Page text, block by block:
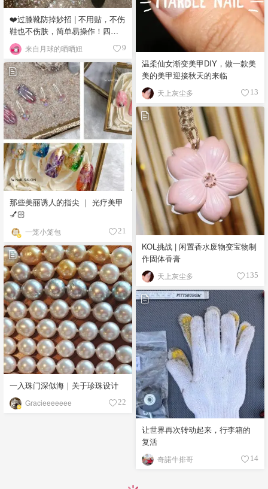
❤️过膝靴防掉妙招 | 不用贴，不伤
鞋也不伤肤，简单易操作！四舍
五入等于不用钱😜
来自月球的晒晒妞 9
温柔仙女渐变美甲DIY，做一款美
美的美甲迎接秋天的来临
天上灰尘多 13
那些美丽诱人的指尖 ｜ 光疗美甲
💅🏻
一笼小笼包 21
KOL挑战 | 闲置香水废物变宝物制
作固体香膏
天上灰尘多 135
一入珠门深似海｜关于珍珠设计
Gracieeeeeee 22
让世界再次转动起来，行李箱的
复活
奇諾牛排哥 14